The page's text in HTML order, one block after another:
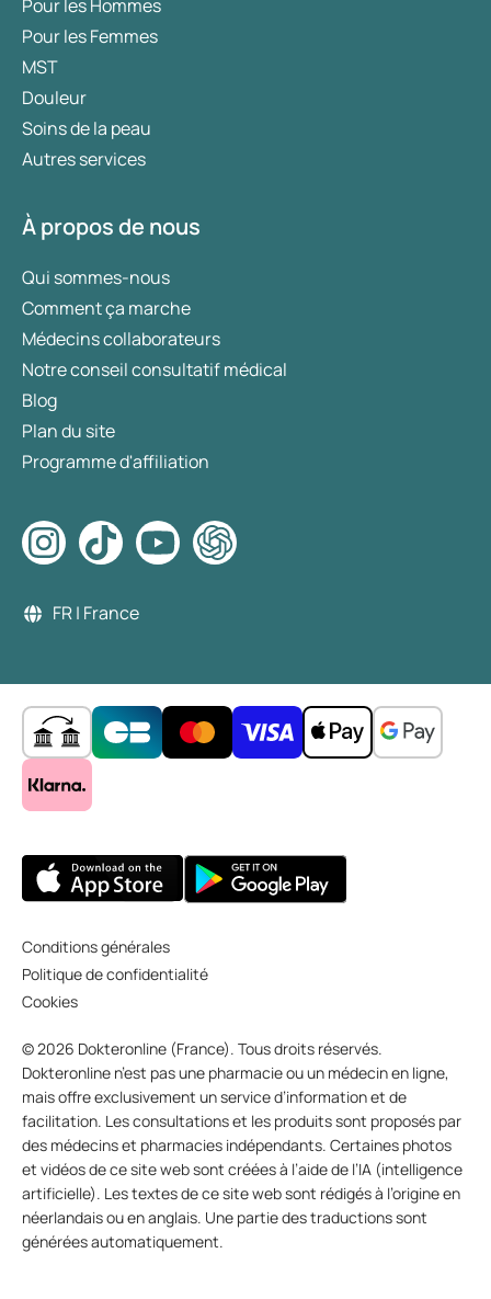
Pour les Hommes
Pour les Femmes
MST
Douleur
Soins de la peau
Autres services
À propos de nous
Qui sommes-nous
Comment ça marche
Médecins collaborateurs
Notre conseil consultatif médical
Blog
Plan du site
Programme d'affiliation
FR | France
Conditions générales
Politique de confidentialité
Cookies
© 2026 Dokteronline (France). Tous droits réservés.
Dokteronline n’est pas une pharmacie ou un médecin en ligne,
mais offre exclusivement un service d’information et de
facilitation. Les consultations et les produits sont proposés par
des médecins et pharmacies indépendants. Certaines photos
et vidéos de ce site web sont créées à l’aide de l’IA (intelligence
artificielle). Les textes de ce site web sont rédigés à l’origine en
néerlandais ou en anglais. Une partie des traductions sont
générées automatiquement.